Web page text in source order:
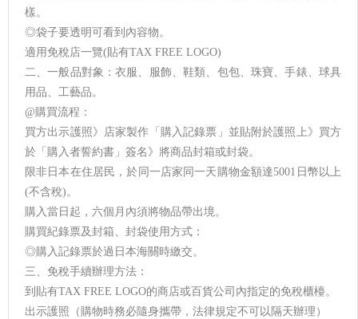
樣。
◎袋子要透明可看到內容物。
適用免稅店一覽(貼有TAX FREE LOGO)
二、一般品對象：衣服、服飾、鞋類、包包、珠寶、手錶、球具
用品、工藝品。
@購買流程：
買方出示護照》店家製作「購入記錄票」並貼附於護照上》買方
於「購入者誓約書」簽名》將商品封箱或封袋。
限非日本在住居民，於同一店家同一天購物金額達5001日幣以上
(不含稅)。
購入當日起，六個月內須將物品帶出境。
購買紀錄票及封箱、封袋使用方式：
◎購入記錄票於過日本海關時繳交。
三、免稅手續辦理方法：
到貼有TAX FREE LOGO的商店或百貨公司內指定的免稅櫃檯。
出示護照（購物時務必隨身攜帶，法律規定不可以隔天辦理）